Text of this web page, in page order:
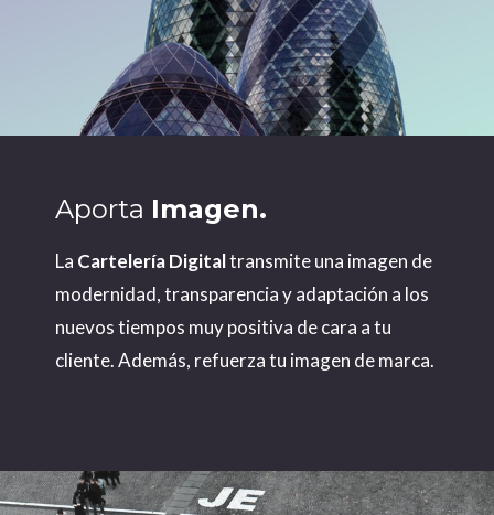
Aporta Imagen.
La Cartelería Digitaltransmite una imagen de
modernidad, transparencia y adaptación a los
nuevos tiempos muy positiva de cara a tu
cliente. Además, refuerza tu imagen de marca.